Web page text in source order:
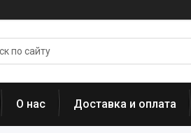
О нас Доставка и оплата